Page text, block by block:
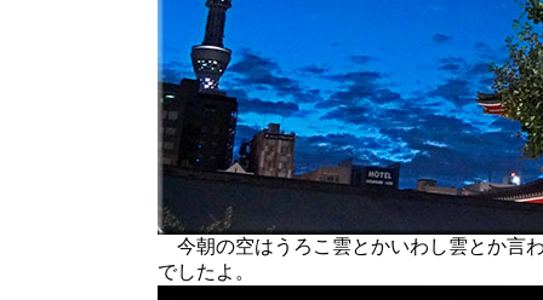
今朝の空はうろこ雲とかいわし雲とか言
でしたよ。